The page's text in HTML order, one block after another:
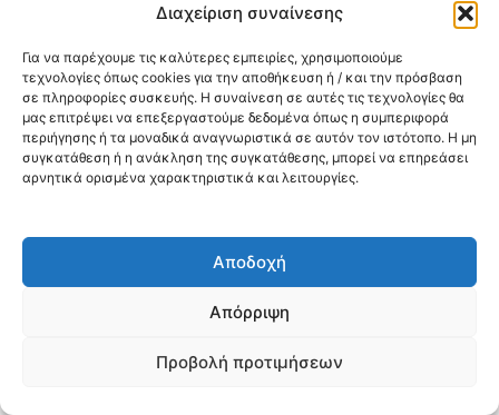
Διαχείριση συναίνεσης
Για να παρέχουμε τις καλύτερες εμπειρίες, χρησιμοποιούμε
τεχνολογίες όπως cookies για την αποθήκευση ή / και την πρόσβαση
σε πληροφορίες συσκευής. Η συναίνεση σε αυτές τις τεχνολογίες θα
μας επιτρέψει να επεξεργαστούμε δεδομένα όπως η συμπεριφορά
περιήγησης ή τα μοναδικά αναγνωριστικά σε αυτόν τον ιστότοπο. Η μη
συγκατάθεση ή η ανάκληση της συγκατάθεσης, μπορεί να επηρεάσει
αρνητικά ορισμένα χαρακτηριστικά και λειτουργίες.
Αποδοχή
Απόρριψη
Προβολή προτιμήσεων
email: 3ype@3ype.gr